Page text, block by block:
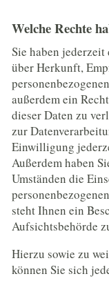
Welche Rechte
Sie haben
über Herkunft,
außerdem ein
dieser Daten zu
zur
Einwilligung
Außerdem haben
Umständen die
steht Ihnen ein
Aufsichtsbehörde
Hierzu sowie zu
können Sie sich